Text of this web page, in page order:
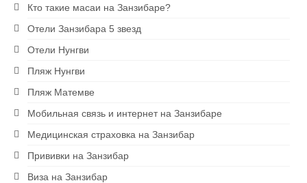
Сапсерфинг на Занзибаре
Снорклинг на Занзибаре
Ферма специй
1 USD = 2400 TZS
Кто такие масаи на Занзибаре?
Отели Занзибара 5 звезд
Отели Нунгви
Пляж Нунгви
Пляж Матемве
Мобильная связь и интернет на Занзибаре
Медицинская страховка на Занзибар
Прививки на Занзибар
Виза на Занзибар